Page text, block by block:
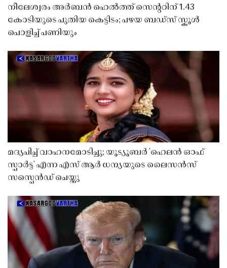
നീലേശ്വരം അർബൻ ഹെൽത്ത് സെൻ്ററിന് 1.43
കോടിയുടെ പുതിയ കെട്ടിടം; പഴയ ബഡ്സ് സ്കൂൾ
പൊളിച്ച് പണിയും
മദ്യപിച്ച് വാഹനമോടിച്ചു; യൂട്യൂബർ 'ഹെലൻ ഓഫ്
സ്പാർട്ട' എന്ന എസ് ആർ ധന്യയുടെ ലൈസൻസ്
സസ്പെൻഡ് ചെയ്തു ​​​​​​​